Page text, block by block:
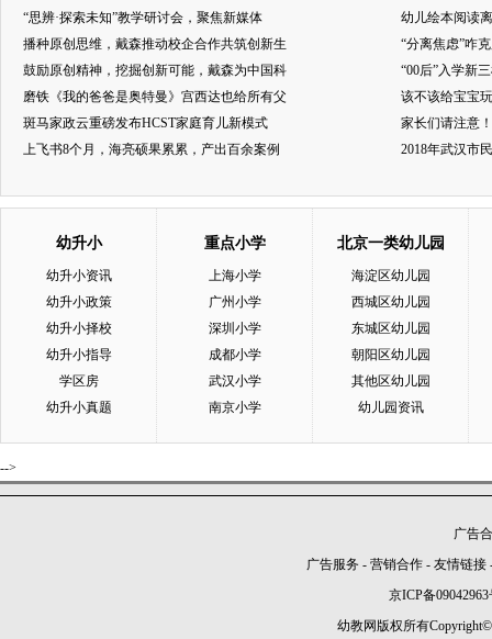
“思辨·探索未知”教学研讨会，聚焦新媒体
播种原创思维，戴森推动校企合作共筑创新生
鼓励原创精神，挖掘创新可能，戴森为中国科
磨铁《我的爸爸是奥特曼》宫西达也给所有父
斑马家政云重磅发布HCST家庭育儿新模式
上飞书8个月，海亮硕果累累，产出百余案例
幼儿绘本阅读
“分离焦虑”咋
“00后”入学新
该不该给宝宝
家长们请注意
2018年武汉市
幼升小
幼升小资讯
幼升小政策
幼升小择校
幼升小指导
学区房
幼升小真题
重点小学
上海小学
广州小学
深圳小学
成都小学
武汉小学
南京小学
北京一类幼儿园
海淀区幼儿园
西城区幼儿园
东城区幼儿园
朝阳区幼儿园
其他区幼儿园
幼儿园资讯
-->
广告
广告服务 - 营销合作 - 友情链接
京ICP备09042963
幼教网版权所有